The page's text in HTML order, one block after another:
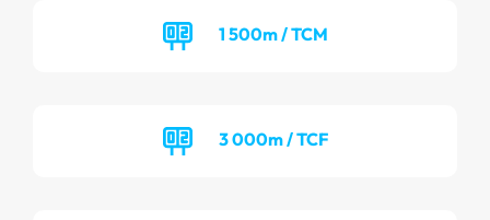
1 500m / TCM
3 000m / TCF